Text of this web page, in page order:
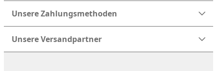
Unsere Zahlungsmethoden
Unsere Versandpartner